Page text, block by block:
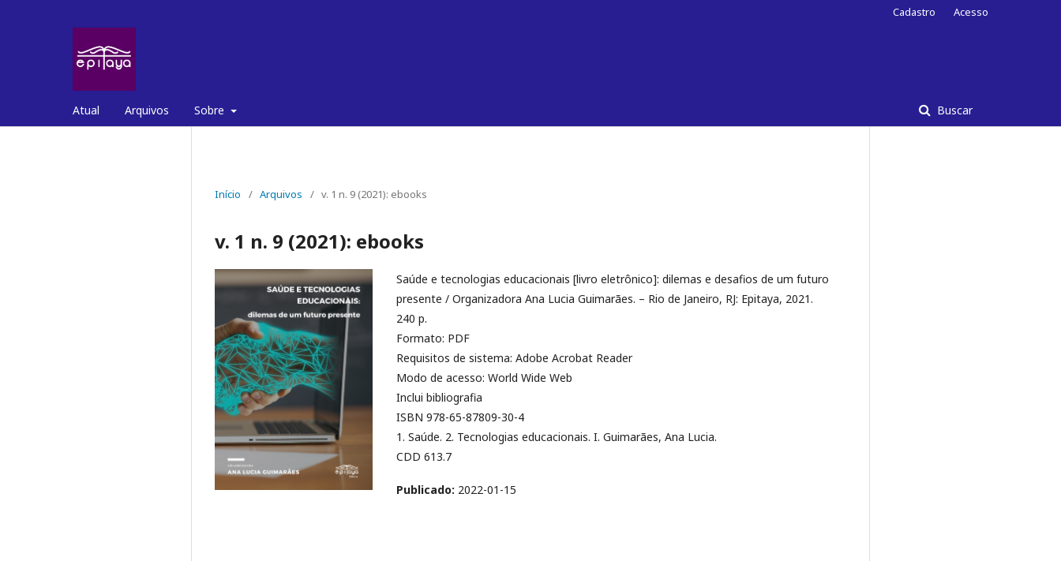
Atual Arquivos Sobre Buscar
Cadastro Acesso
Início / Arquivos / v. 1 n. 9 (2021): ebooks
v. 1 n. 9 (2021): ebooks
Saúde e tecnologias educacionais [livro eletrônico]: dilemas e desafios de um futuro
presente / Organizadora Ana Lucia Guimarães. – Rio de Janeiro, RJ: Epitaya, 2021.
240 p.
Formato: PDF
Requisitos de sistema: Adobe Acrobat Reader
Modo de acesso: World Wide Web
Inclui bibliografia
ISBN 978-65-87809-30-4
1. Saúde. 2. Tecnologias educacionais. I. Guimarães, Ana Lucia.
CDD 613.7
Publicado: 2022-01-15